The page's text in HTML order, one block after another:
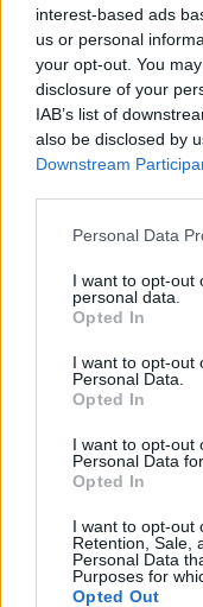
interest-based ads
us or personal
your opt-out. You
disclosure of your
IAB’s list of
also be disclosed by
Downstream
Personal Data
I want to opt-out
personal data.
Opted In
I want to opt-out
Personal Data.
Opted In
I want to opt-out
Personal Data
Opted In
I want to opt-out
Retention, Sale,
Personal Data
Purposes for
Opted Out
7
Οι
τη
ΓΕΎΣΗ
7
τον